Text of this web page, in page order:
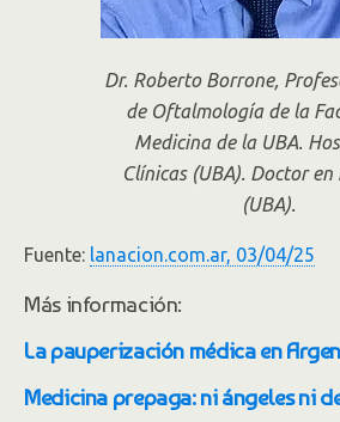
Dr. Roberto Borrone,
de Oftalmología de la
Medicina de la UBA.
Clínicas (UBA). Doctor
(UBA).
Fuente: lanacion.com.ar, 03/04/25
Más información:
La pauperización médica en
Medicina prepaga: ni ángeles ni